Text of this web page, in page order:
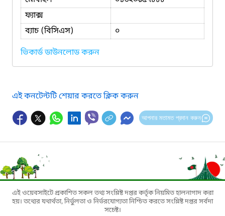
ফ্যাক্স
ব্যাচ (বিসিএস)
০
ভিকার্ড ডাউনলোড করুন
এই কনটেন্টটি শেয়ার করতে ক্লিক করুন
আপনার মতামত প্রদান করুন
এই ওয়েবসাইটে প্রকাশিত সকল তথ্য সংশ্লিষ্ট দপ্তর কর্তৃক নিয়মিত হালনাগাদ করা
হয়। তথ্যের যথার্থতা, নির্ভুলতা ও নির্ভরযোগ্যতা নিশ্চিত করতে সংশ্লিষ্ট দপ্তর সর্বদা
সচেষ্ট।